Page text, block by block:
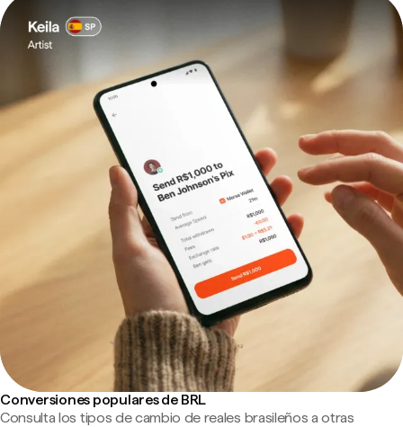
Conversiones populares de BRL
Consulta los tipos de cambio de reales brasileños a otras